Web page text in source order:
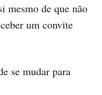
mesmo de que não
um convite
se mudar para